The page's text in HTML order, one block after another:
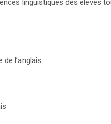
linguistiques des élèves
l’anglais